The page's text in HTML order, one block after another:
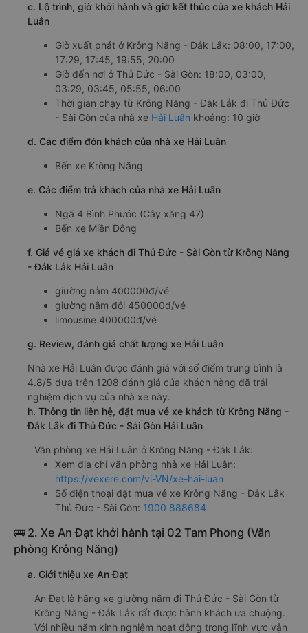
c. Lộ trình, giờ khởi hành và giờ kết thúc của xe khách Hải
Luân
Giờ xuất phát ở Krông Năng - Đắk Lắk: 08:00, 17:00,
17:29, 17:45, 19:55, 20:00
Giờ đến nơi ở Thủ Đức - Sài Gòn: 18:00, 03:00,
03:29, 03:45, 05:55, 06:00
Thời gian chạy từ Krông Năng - Đắk Lắk đi Thủ Đức
- Sài Gòn của nhà xe Hải Luân khoảng: 10 giờ
d. Các điểm đón khách của nhà xe Hải Luân
Bến xe Krông Năng
e. Các điểm trả khách của nhà xe Hải Luân
Ngã 4 Bình Phước (Cây xăng 47)
Bến xe Miền Đông
f. Giá vé giá xe khách đi Thủ Đức - Sài Gòn từ Krông Năng
- Đắk Lắk Hải Luân
giường nằm 400000đ/vé
giường nằm đôi 450000đ/vé
limousine 400000đ/vé
g. Review, đánh giá chất lượng xe Hải Luân
Nhà xe Hải Luân được đánh giá với số điểm trung bình là
4.8/5 dựa trên 1208 đánh giá của khách hàng đã trải
nghiệm dịch vụ của nhà xe này.
h. Thông tin liên hệ, đặt mua vé xe khách từ Krông Năng -
Đắk Lắk đi Thủ Đức - Sài Gòn Hải Luân
Văn phòng xe Hải Luân ở Krông Năng - Đắk Lắk:
Xem địa chỉ văn phòng nhà xe Hải Luân:
https://vexere.com/vi-VN/xe-hai-luan
Số điện thoại đặt mua vé xe Krông Năng - Đắk Lắk
Thủ Đức - Sài Gòn: 1900 888684
🚌 2. Xe An Đạt khởi hành tại 02 Tam Phong (Văn
phòng Krông Năng)
a. Giới thiệu xe An Đạt
An Đạt là hãng xe giường nằm đi Thủ Đức - Sài Gòn từ
Krông Năng - Đắk Lắk rất được hành khách ưa chuộng.
Với nhiều năm kinh nghiệm hoạt động trong lĩnh vực vận